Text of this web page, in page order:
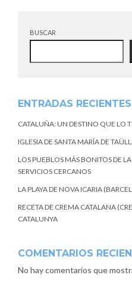
BUSCAR
ENTRADAS RECIENTES
CATALUÑA: UN DESTINO QUE LO
IGLESIA DE SANTA MARÍA DE
LOS PUEBLOS MÁS BONITOS DE
SERVICIOS CERCANOS
LA PLAYA DE NOVA ICARIA
RECETA DE CREMA CATALANA
CATALUNYA
COMENTARIOS
No hay comentarios que